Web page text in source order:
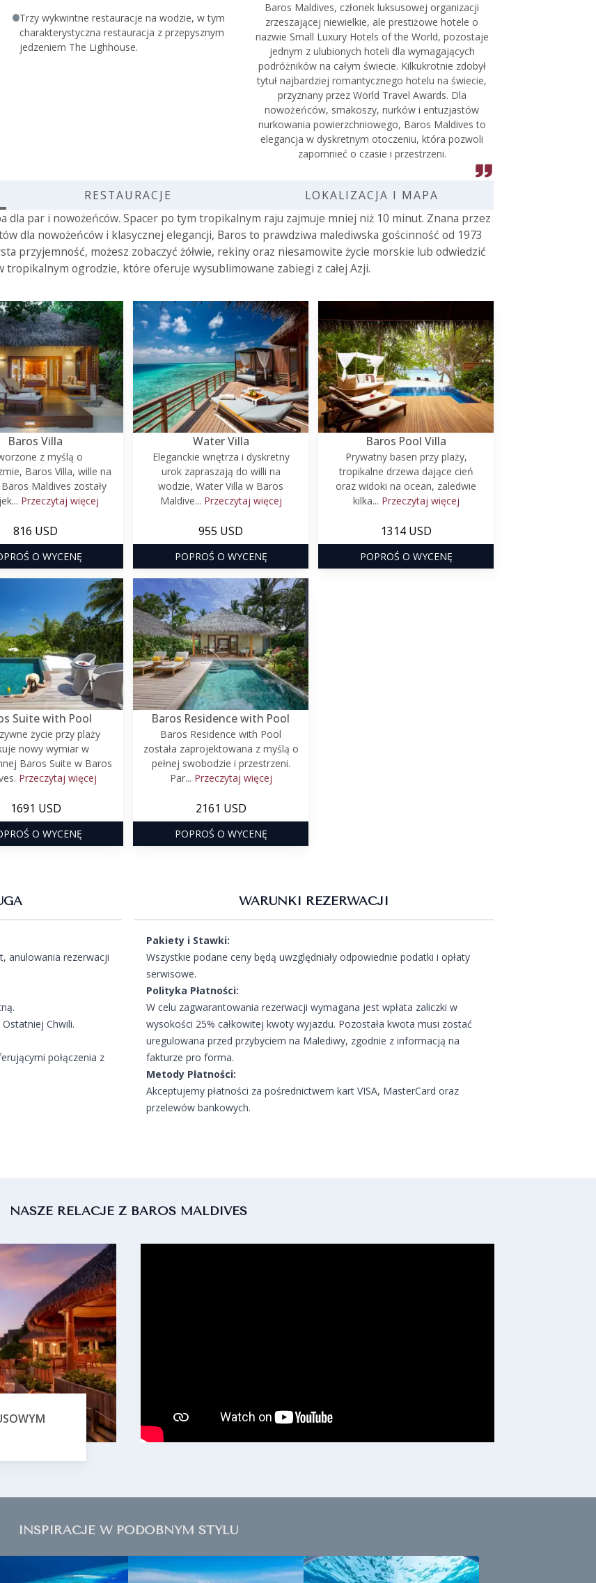
Trzy wykwintne restauracje na wodzie, w tym
charakterystyczna restauracja z przepysznym
jedzeniem The Lighhouse.
Baros Maldives, członek luksusowej organizacji
zrzeszającej niewielkie, ale prestiżowe hotele o
nazwie Small Luxury Hotels of the World, pozostaje
jednym z ulubionych hoteli dla wymagających
podróżników na całym świecie. Kilkukrotnie zdobył
tytuł najbardziej romantycznego hotelu na świecie,
przyznany przez World Travel Awards. Dla
nowożeńców, smakoszy, nurków i entuzjastów
nurkowania powierzchniowego, Baros Maldives to
elegancja w dyskretnym otoczeniu, która pozwoli
zapomnieć o czasie i przestrzeni.
RESTAURACJE
LOKALIZACJA I MAPA
dla par i nowożeńców. Spacer po tym tropikalnym raju zajmuje mniej niż 10 minut. Znana przez
dla nowożeńców i klasycznej elegancji, Baros to prawdziwa malediwska gościnność od 1973
przyjemność, możesz zobaczyć żółwie, rekiny oraz niesamowite życie morskie lub odwiedzić
tropikalnym ogrodzie, które oferuje wysublimowane zabiegi z całej Azji.
Baros Villa
z myślą o
Baros Villa, wille na
Maldives zostały
Przeczytaj więcej
816 USD
O WYCENĘ
Water Villa
Eleganckie wnętrza i dyskretny
urok zapraszają do willi na
wodzie, Water Villa w Baros
Maldive... Przeczytaj więcej
955 USD
POPROŚ O WYCENĘ
Baros Pool Villa
Prywatny basen przy plaży,
tropikalne drzewa dające cień
oraz widoki na ocean, zaledwie
kilka... Przeczytaj więcej
1314 USD
POPROŚ O WYCENĘ
Suite with Pool
życie przy plaży
nowy wymiar w
Baros Suite w Baros
Przeczytaj więcej
1691 USD
O WYCENĘ
Baros Residence with Pool
Baros Residence with Pool
została zaprojektowana z myślą o
pełnej swobodzie i przestrzeni.
Par... Przeczytaj więcej
2161 USD
POPROŚ O WYCENĘ
anulowania rezerwacji
Chwili.
połączenia z
WARUNKI REZERWACJI
Pakiety i Stawki:
Wszystkie podane ceny będą uwzględniały odpowiednie podatki i opłaty
serwisowe.
Polityka Płatności:
W celu zagwarantowania rezerwacji wymagana jest wpłata zaliczki w
wysokości 25% całkowitej kwoty wyjazdu. Pozostała kwota musi zostać
uregulowana przed przybyciem na Malediwy, zgodnie z informacją na
fakturze pro forma.
Metody Płatności:
Akceptujemy płatności za pośrednictwem kart VISA, MasterCard oraz
przelewów bankowych.
NASZE RELACJE Z BAROS MALDIVES
INSPIRACJE W PODOBNYM STYLU